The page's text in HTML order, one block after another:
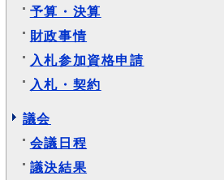
予算・決算
財政事情
入札参加資格申請
入札・契約
議会
会議日程
議決結果